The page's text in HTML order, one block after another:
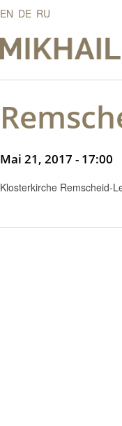
EN DE RU
Mai 21, 2017 - 17:00
Klosterkirche Remscheid-